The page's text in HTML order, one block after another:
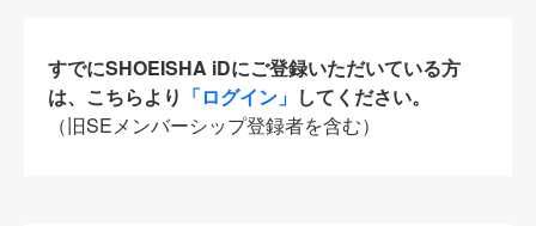
すでにSHOEISHA iDにご登録いただいている方
は、こちらより 「ログイン」 してください。
（旧SEメンバーシップ登録者を含む）